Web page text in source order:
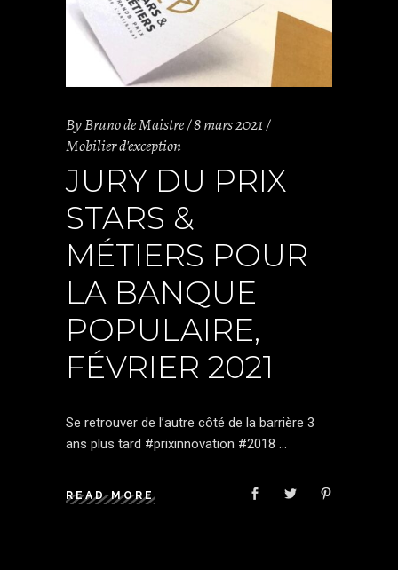
ByBruno de Maistre 8 mars 2021
Mobilier d'exception
JURY DU PRIX
STARS &
MÉTIERS POUR
LA BANQUE
POPULAIRE,
FÉVRIER 2021
Se retrouver de l’autre côté de la barrière 3
ans plus tard #prixinnovation #2018
READ MORE